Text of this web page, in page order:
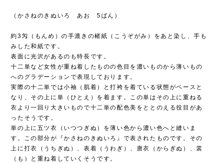
（かさねのきぬいろ あお 5ばん）
約3匁（もんめ）の手漉きの楮紙（こうぞがみ）をあと染し、手も
みした和紙です。
表面に光沢があるのも特長です。
十二単など女性が重ね着したものの色目を濃いものから薄いもの
へのグラデーションで表現しております。
実際の十二単では小袖（肌着）と打袴を着ている状態がベースと
なり、その上に単（ひとえ）を着ます。この単はその上に重ねる
衣より一回り大きいもので十二単の配色美をととのえる役目があ
ったそうです。
単の上に五ツ衣（いつつぎぬ）を薄い色から濃い色へと縫いま
す。この部分が『かさねのきぬいろ』で表されたものです。その
上に打衣（うちぎぬ）、表着（うわぎ）、唐衣（からぎぬ）、裳
（も）と重ね着していくそうです。